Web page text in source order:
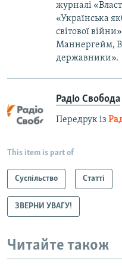
журналі
«Українська
світової
Маннергейм,
державники».
Радіо Свобода
Передрук із
This item is part of
Суспільство Статті
ЗВЕРНИ УВАГУ!
Читайте також